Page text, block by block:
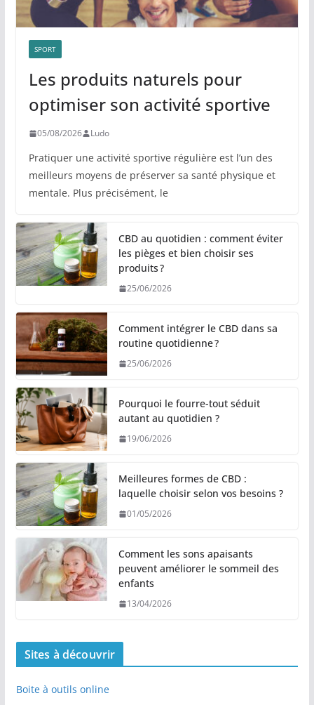
SPORT
Les produits naturels pour
optimiser son activité sportive
05/08/2026 Ludo
Pratiquer une activité sportive régulière est l’un des
meilleurs moyens de préserver sa santé physique et
mentale. Plus précisément, le
CBD au quotidien : comment éviter
les pièges et bien choisir ses
produits ?
25/06/2026
Comment intégrer le CBD dans sa
routine quotidienne ?
25/06/2026
Pourquoi le fourre-tout séduit
autant au quotidien ?
19/06/2026
Meilleures formes de CBD :
laquelle choisir selon vos besoins ?
01/05/2026
Comment les sons apaisants
peuvent améliorer le sommeil des
enfants
13/04/2026
Sites à découvrir
Boite à outils online